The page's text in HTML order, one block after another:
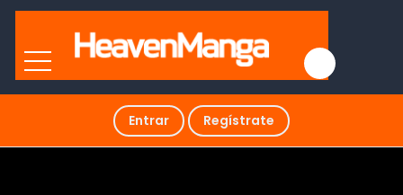
Entrar Regístrate